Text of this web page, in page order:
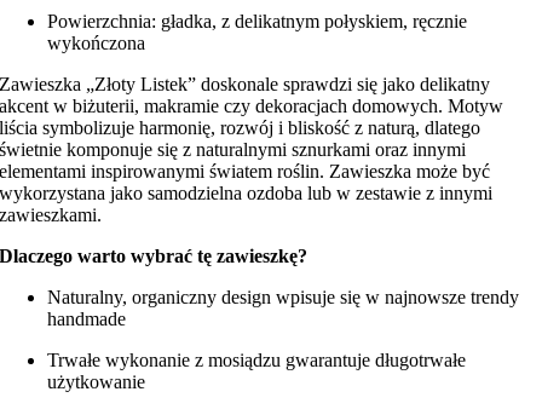
Powierzchnia: gładka, z delikatnym połyskiem, ręcznie
wykończona
Zawieszka „Złoty Listek” doskonale sprawdzi się jako delikatny
akcent w biżuterii, makramie czy dekoracjach domowych. Motyw
liścia symbolizuje harmonię, rozwój i bliskość z naturą, dlatego
świetnie komponuje się z naturalnymi sznurkami oraz innymi
elementami inspirowanymi światem roślin. Zawieszka może być
wykorzystana jako samodzielna ozdoba lub w zestawie z innymi
zawieszkami.
Dlaczego warto wybrać tę zawieszkę?
Naturalny, organiczny design wpisuje się w najnowsze trendy
handmade
Trwałe wykonanie z mosiądzu gwarantuje długotrwałe
użytkowanie